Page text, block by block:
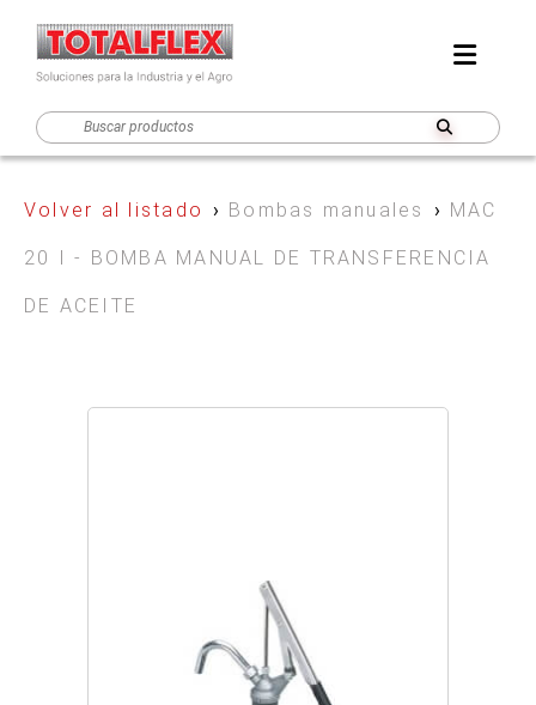
Volver al listado › Bombas manuales › MAC
20 I - BOMBA MANUAL DE TRANSFERENCIA
DE ACEITE